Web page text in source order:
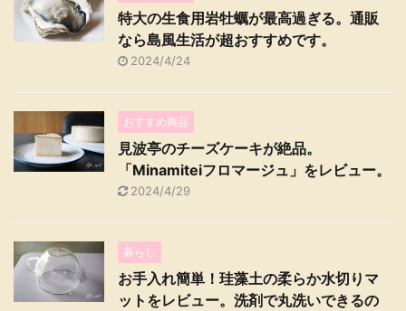
特大の生食用岩牡蠣が最高過ぎる。通販
なら島風生活が超おすすめです。
2024/4/24
おすすめ商品
見波亭のチーズケーキが絶品。
「Minamiteiフロマージュ」をレビュー。
2024/4/29
暮らし
お手入れ簡単！珪藻土の柔らか水切りマ
ットをレビュー。洗剤で丸洗いできるの